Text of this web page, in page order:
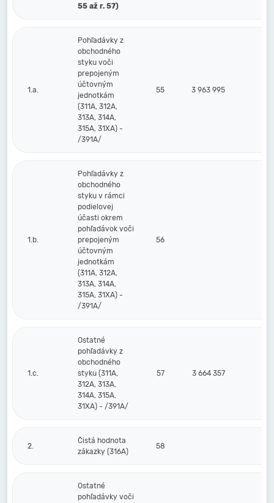
55 až r. 57)
1.a.
Pohľadávky z
obchodného
styku voči
prepojeným
účtovným
jednotkám
(311A, 312A,
313A, 314A,
315A, 31XA) -
/391A/
55 3 963 995
1.b.
Pohľadávky z
obchodného
styku v rámci
podielovej
účasti okrem
pohľadávok voči
prepojeným
účtovným
jednotkám
(311A, 312A,
313A, 314A,
315A, 31XA) -
/391A/
56
1.c.
Ostatné
pohľadávky z
obchodného
styku (311A,
312A, 313A,
314A, 315A,
31XA) - /391A/
57 3 664 357
2.
Čistá hodnota
zákazky (316A)
58
Ostatné
pohľadávky voči